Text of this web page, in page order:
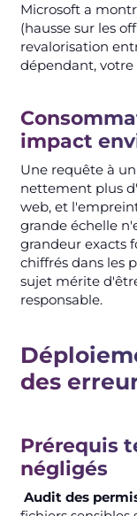
Microsoft a
(hausse sur les
revalorisation
dépendant, votre
impact
Une requête à
nettement plus
web, et
grande échelle
grandeur exacts
chiffrés dans les
sujet mérite
responsable.
des
Prérequis
négligés
Audit des